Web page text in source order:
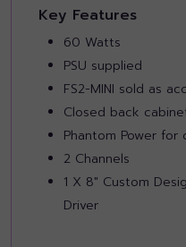
Key Features
60 Watts
PSU supplied
FS2-MINI sold as
Closed back
Phantom Power for
2 Channels
1 X 8" Custom
Driver